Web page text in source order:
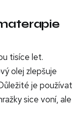
tisíce let.
olej zlepšuje
je používat
sice voní, ale